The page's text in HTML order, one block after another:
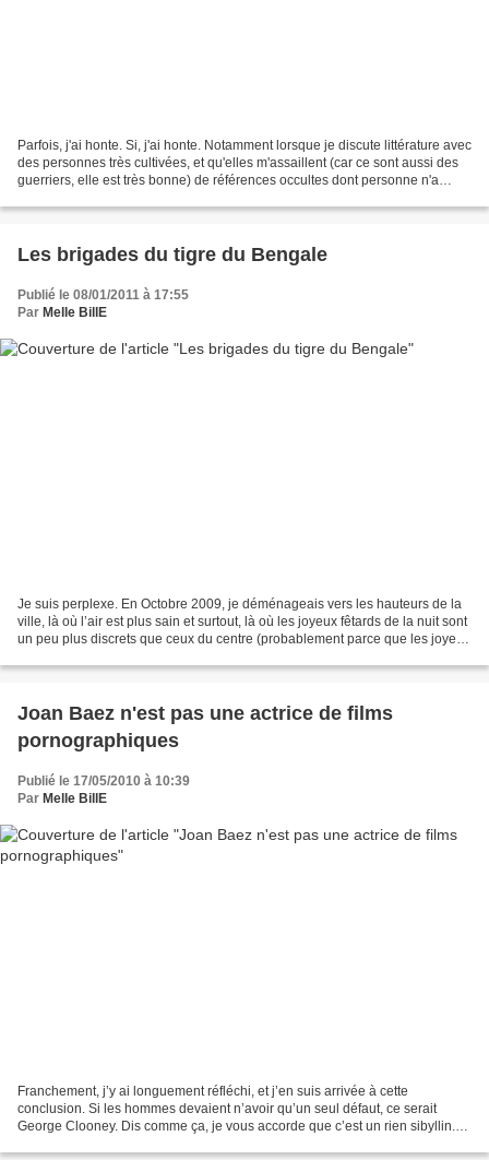
Parfois, j'ai honte. Si, j'ai honte. Notamment lorsque je discute littérature avec
des personnes très cultivées, et qu'elles m'assaillent (car ce sont aussi des
guerriers, elle est très bonne) de références occultes dont personne n'a
Les brigades du tigre du Bengale
Publié le 08/01/2011 à 17:55
Par Melle BillE
Je suis perplexe. En Octobre 2009, je déménageais vers les hauteurs de la
ville, là où l’air est plus sain et surtout, là où les joyeux fêtards de la nuit sont
un peu plus discrets que ceux du centre (probablement parce que les joyeux
Joan Baez n'est pas une actrice de films
pornographiques
Publié le 17/05/2010 à 10:39
Par Melle BillE
Franchement, j’y ai longuement réfléchi, et j’en suis arrivée à cette
conclusion. Si les hommes devaient n’avoir qu’un seul défaut, ce serait
George Clooney. Dis comme ça, je vous accorde que c’est un rien sibyllin.